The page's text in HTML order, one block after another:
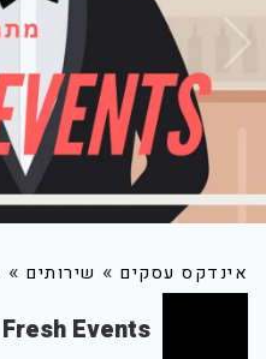
אינדקס עסקים » שירותים »
Fresh Events